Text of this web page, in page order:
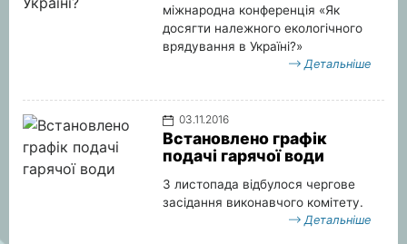
міжнародна конференція «Як
досягти належного екологічного
врядування в Україні?»
Детальніше
03.11.2016
Встановлено графік
подачі гарячої води
3 листопада відбулося чергове
засідання виконавчого комітету.
Детальніше